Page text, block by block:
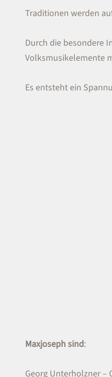
Traditionen werden
Durch die besondere
Volksmusikelemente
Es entsteht ein
Maxjoseph sind:
Georg Unterholzner –